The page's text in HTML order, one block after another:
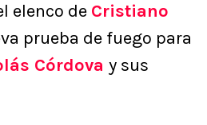
elenco de Cristiano
prueba de fuego para
Córdova y sus